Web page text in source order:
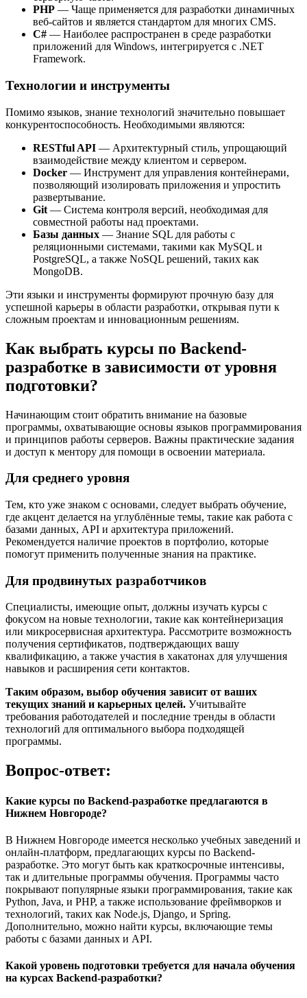
PHP — Чаще применяется для разработки динамичных
веб-сайтов и является стандартом для многих CMS.
C# — Наиболее распространен в среде разработки
приложений для Windows, интегрируется с .NET
Framework.
Технологии и инструменты
Помимо языков, знание технологий значительно повышает
конкурентоспособность. Необходимыми являются:
RESTful API — Архитектурный стиль, упрощающий
взаимодействие между клиентом и сервером.
Docker — Инструмент для управления контейнерами,
позволяющий изолировать приложения и упростить
развертывание.
Git — Система контроля версий, необходимая для
совместной работы над проектами.
Базы данных — Знание SQL для работы с
реляционными системами, такими как MySQL и
PostgreSQL, а также NoSQL решений, таких как
MongoDB.
Эти языки и инструменты формируют прочную базу для
успешной карьеры в области разработки, открывая пути к
сложным проектам и инновационным решениям.
Как выбрать курсы по Backend-
разработке в зависимости от уровня
подготовки?
Начинающим стоит обратить внимание на базовые
программы, охватывающие основы языков программирования
и принципов работы серверов. Важны практические задания
и доступ к ментору для помощи в освоении материала.
Для среднего уровня
Тем, кто уже знаком с основами, следует выбрать обучение,
где акцент делается на углублённые темы, такие как работа с
базами данных, API и архитектура приложений.
Рекомендуется наличие проектов в портфолио, которые
помогут применить полученные знания на практике.
Для продвинутых разработчиков
Специалисты, имеющие опыт, должны изучать курсы с
фокусом на новые технологии, такие как контейнеризация
или микросервисная архитектура. Рассмотрите возможность
получения сертификатов, подтверждающих вашу
квалификацию, а также участия в хакатонах для улучшения
навыков и расширения сети контактов.
Таким образом, выбор обучения зависит от ваших
текущих знаний и карьерных целей. Учитывайте
требования работодателей и последние тренды в области
технологий для оптимального выбора подходящей
программы.
Вопрос-ответ:
Какие курсы по Backend-разработке предлагаются в
Нижнем Новгороде?
В Нижнем Новгороде имеется несколько учебных заведений и
онлайн-платформ, предлагающих курсы по Backend-
разработке. Это могут быть как краткосрочные интенсивы,
так и длительные программы обучения. Программы часто
покрывают популярные языки программирования, такие как
Python, Java, и PHP, а также использование фреймворков и
технологий, таких как Node.js, Django, и Spring.
Дополнительно, можно найти курсы, включающие темы
работы с базами данных и API.
Какой уровень подготовки требуется для начала обучения
на курсах Backend-разработки?